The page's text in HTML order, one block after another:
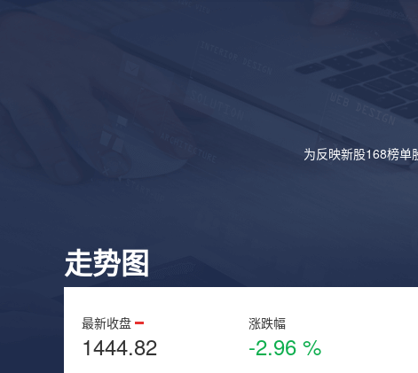
为反映新股168榜单
走势图
最新收盘
1444.82
涨跌幅
-2.96 %